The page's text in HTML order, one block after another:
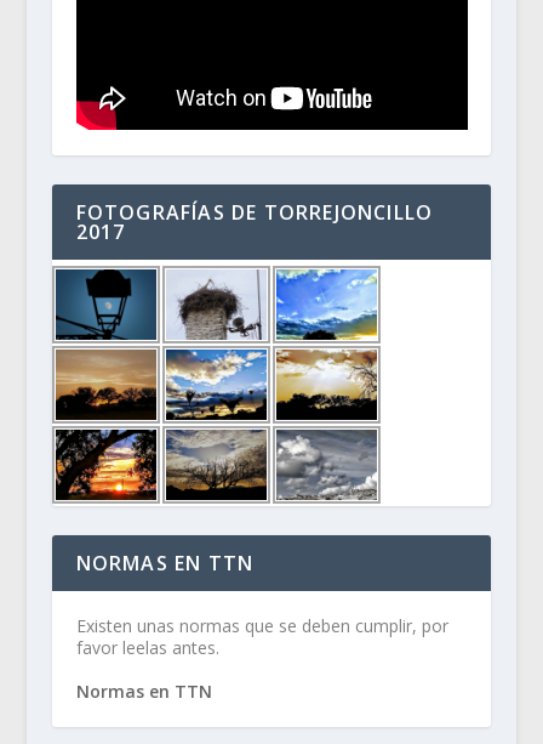
FOTOGRAFÍAS DE TORREJONCILLO
2017
NORMAS EN TTN
Existen unas normas que se deben cumplir, por
favor leelas antes.
Normas en TTN